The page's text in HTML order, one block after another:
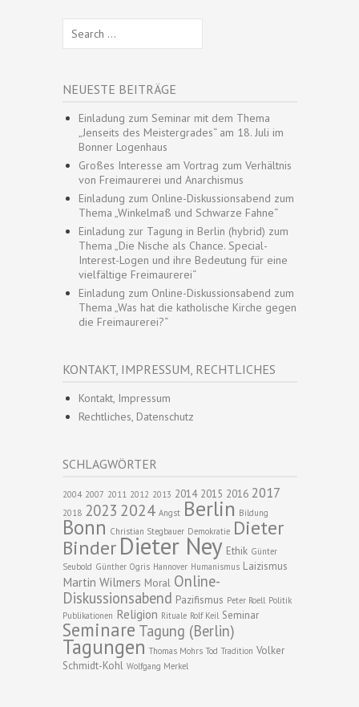
for:
NEUESTE BEITRÄGE
Einladung zum Seminar mit dem Thema
„Jenseits des Meistergrades“ am 18. Juli im
Bonner Logenhaus
Großes Interesse am Vortrag zum Verhältnis
von Freimaurerei und Anarchismus
Einladung zum Online-Diskussionsabend zum
Thema „Winkelmaß und Schwarze Fahne“
Einladung zur Tagung in Berlin (hybrid) zum
Thema „Die Nische als Chance. Special-
Interest-Logen und ihre Bedeutung für eine
vielfältige Freimaurerei“
Einladung zum Online-Diskussionsabend zum
Thema „Was hat die katholische Kirche gegen
die Freimaurerei?“
KONTAKT, IMPRESSUM, RECHTLICHES
Kontakt, Impressum
Rechtliches, Datenschutz
SCHLAGWÖRTER
2004 2007 2011 2012 2013 2014 2015 2016 2017
2018 2023 2024 Angst Berlin Bildung
Bonn Christian Stegbauer Demokratie Dieter
BinderDieter Ney Ethik Günter
Seubold Günther Ogris Hannover Humanismus Laizismus
Martin Wilmers Moral Online-
Diskussionsabend Pazifismus Peter Roell Politik
Publikationen Religion Rituale Rolf Keil Seminar
Seminare Tagung (Berlin)
Tagungen Thomas Mohrs Tod Tradition Volker
Schmidt-Kohl Wolfgang Merkel